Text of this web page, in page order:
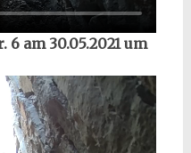
am 30.05.2021 um